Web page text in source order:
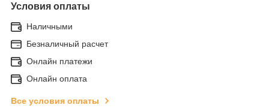
Условия оплаты
Наличными
Безналичный расчет
Онлайн платежи
Онлайн оплата
Все условия оплаты